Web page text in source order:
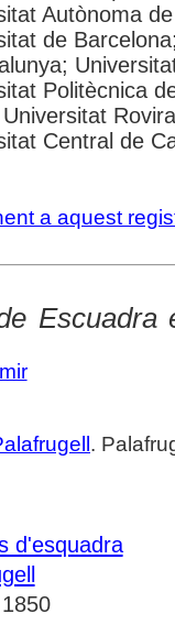
Autònoma
de
Politècnica
Central de
a aquest
Escuadra
.
d'esquadra